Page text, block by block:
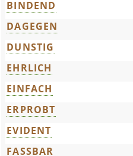
BINDEND
DAGEGEN
DUNSTIG
EHRLICH
EINFACH
ERPROBT
EVIDENT
FASSBAR